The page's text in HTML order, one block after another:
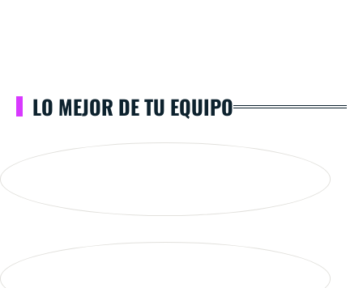
LO MEJOR DE TU EQUIPO